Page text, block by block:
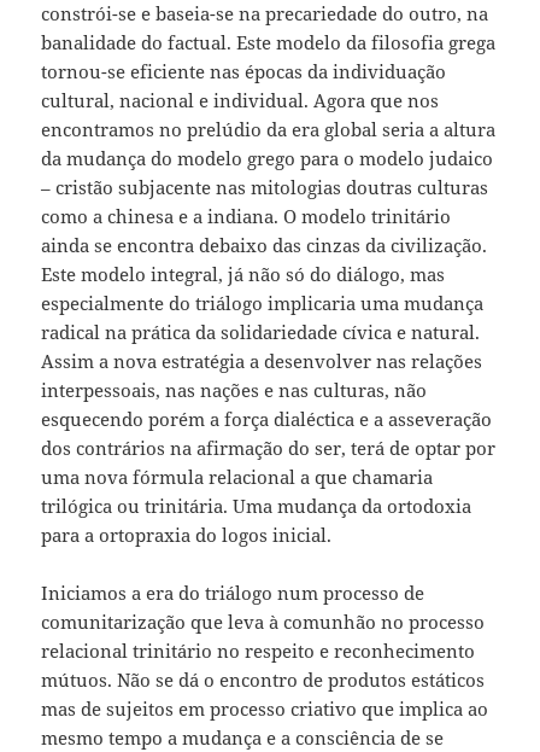
constrói-se e baseia-se na precariedade do outro, na
banalidade do factual. Este modelo da filosofia grega
tornou-se eficiente nas épocas da individuação
cultural, nacional e individual. Agora que nos
encontramos no prelúdio da era global seria a altura
da mudança do modelo grego para o modelo judaico
– cristão subjacente nas mitologias doutras culturas
como a chinesa e a indiana. O modelo trinitário
ainda se encontra debaixo das cinzas da civilização.
Este modelo integral, já não só do diálogo, mas
especialmente do triálogo implicaria uma mudança
radical na prática da solidariedade cívica e natural.
Assim a nova estratégia a desenvolver nas relações
interpessoais, nas nações e nas culturas, não
esquecendo porém a força dialéctica e a asseveração
dos contrários na afirmação do ser, terá de optar por
uma nova fórmula relacional a que chamaria
trilógica ou trinitária. Uma mudança da ortodoxia
para a ortopraxia do logos inicial.
Iniciamos a era do triálogo num processo de
comunitarização que leva à comunhão no processo
relacional trinitário no respeito e reconhecimento
mútuos. Não se dá o encontro de produtos estáticos
mas de sujeitos em processo criativo que implica ao
mesmo tempo a mudança e a consciência de se